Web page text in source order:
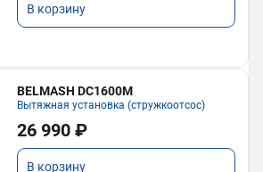
В корзину
BELMASH DC1600M
Вытяжная установка (стружкоотсос)
26 990 ₽
В корзину